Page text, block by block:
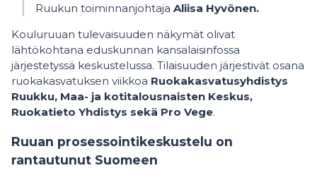
Ruukun toiminnanjohtaja Aliisa Hyvönen.
Kouluruuan tulevaisuuden näkymät olivat
lähtökohtana eduskunnan kansalaisinfossa
järjestetyssä keskustelussa. Tilaisuuden järjestivät osana
ruokakasvatuksen viikkoa Ruokakasvatusyhdistys
Ruukku, Maa- ja kotitalousnaisten Keskus,
Ruokatieto Yhdistys sekä Pro Vege.
Ruuan prosessointikeskustelu on
rantautunut Suomeen